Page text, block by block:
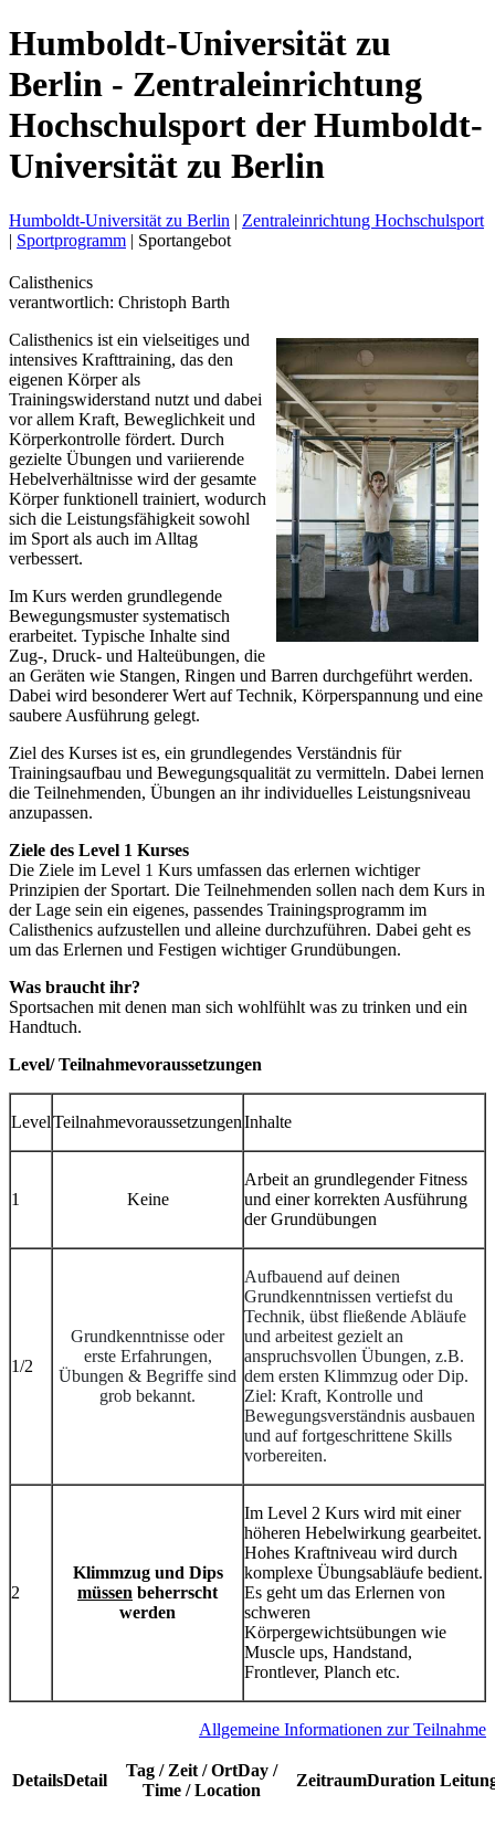
Humboldt-Universität zu
Berlin - Zentraleinrichtung
Hochschulsport der Humboldt-
Universität zu Berlin
Humboldt-Universität zu Berlin | Zentraleinrichtung Hochschulsport
| Sportprogramm | Sportangebot
Calisthenics
verantwortlich: Christoph Barth
Calisthenics ist ein vielseitiges und
intensives Krafttraining, das den
eigenen Körper als
Trainingswiderstand nutzt und dabei
vor allem Kraft, Beweglichkeit und
Körperkontrolle fördert. Durch
gezielte Übungen und variierende
Hebelverhältnisse wird der gesamte
Körper funktionell trainiert, wodurch
sich die Leistungsfähigkeit sowohl
im Sport als auch im Alltag
verbessert.
Im Kurs werden grundlegende
Bewegungsmuster systematisch
erarbeitet. Typische Inhalte sind
Zug-, Druck- und Halteübungen, die
an Geräten wie Stangen, Ringen und Barren durchgeführt werden.
Dabei wird besonderer Wert auf Technik, Körperspannung und eine
saubere Ausführung gelegt.
Ziel des Kurses ist es, ein grundlegendes Verständnis für
Trainingsaufbau und Bewegungsqualität zu vermitteln. Dabei lernen
die Teilnehmenden, Übungen an ihr individuelles Leistungsniveau
anzupassen.
Ziele des Level 1 Kurses
Die Ziele im Level 1 Kurs umfassen das erlernen wichtiger
Prinzipien der Sportart. Die Teilnehmenden sollen nach dem Kurs in
der Lage sein ein eigenes, passendes Trainingsprogramm im
Calisthenics aufzustellen und alleine durchzuführen. Dabei geht es
um das Erlernen und Festigen wichtiger Grundübungen.
Was braucht ihr?
Sportsachen mit denen man sich wohlfühlt was zu trinken und ein
Handtuch.
Level/ Teilnahmevoraussetzungen
LevelTeilnahmevoraussetzungenInhalte
1 Keine
Arbeit an grundlegender Fitness
und einer korrekten Ausführung
der Grundübungen
1/2
Grundkenntnisse oder
erste Erfahrungen,
Übungen & Begriffe sind
grob bekannt.
Aufbauend auf deinen
Grundkenntnissen vertiefst du
Technik, übst fließende Abläufe
und arbeitest gezielt an
anspruchsvollen Übungen, z.B.
dem ersten Klimmzug oder Dip.
Ziel: Kraft, Kontrolle und
Bewegungsverständnis ausbauen
und auf fortgeschrittene Skills
vorbereiten.
2
Klimmzug und Dips
müssen beherrscht
werden
Im Level 2 Kurs wird mit einer
höheren Hebelwirkung gearbeitet.
Hohes Kraftniveau wird durch
komplexe Übungsabläufe bedient.
Es geht um das Erlernen von
schweren
Körpergewichtsübungen wie
Muscle ups, Handstand,
Frontlever, Planch etc.
Allgemeine Informationen zur Teilnahme
DetailsDetail
Tag / Zeit / OrtDay /
Time / Location
ZeitraumDuration